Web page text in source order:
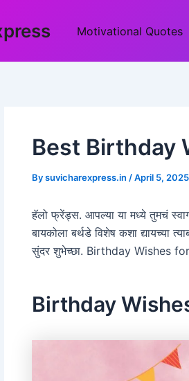
Motivational Quotes
Best Birthday
Bysuvicharexpress.in /April 5, 2025
हॅलो फ्रेंड्स. आपल्या या मध्ये तुमचं
बायकोला बर्थडे विशेष कशा द्यायच्या
सुंदर शुभेच्छा. Birthday Wishes
Birthday
navigation